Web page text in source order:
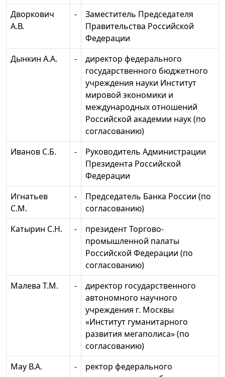
Дворкович
А.В.
-
Заместитель Председателя
Правительства Российской
Федерации
Дынкин А.А.
-
директор федерального
государственного бюджетного
учреждения науки Институт
мировой экономики и
международных отношений
Российской академии наук (по
согласованию)
Иванов С.Б.
-
Руководитель Администрации
Президента Российской
Федерации
Игнатьев
С.М.
-
Председатель Банка России (по
согласованию)
Катырин С.Н.
-
президент Торгово-
промышленной палаты
Российской Федерации (по
согласованию)
Малева Т.М.
-
директор государственного
автономного научного
учреждения г. Москвы
«Институт гуманитарного
развития мегаполиса» (по
согласованию)
May В.А.
-
ректор федерального